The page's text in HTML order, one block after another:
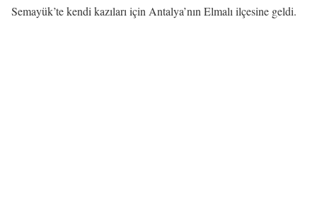
Semayük’te kendi kazıları için Antalya’nın Elmalı ilçesine geldi.